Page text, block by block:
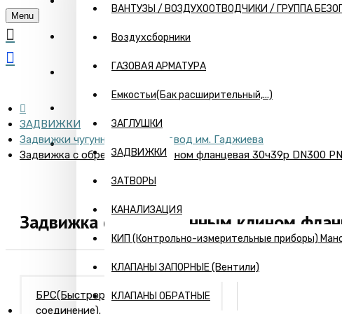
ВАНТУЗЫ / ВОЗДУХООТВОДЧИКИ / ГРУППА
Воздухсборники
ГАЗОВАЯ АРМАТУРА
Емкостьи(Бак расширительный,...)
ЗАГЛУШКИ
ЗАДВИЖКИ
ЗАТВОРЫ
КАНАЛИЗАЦИЯ
КИП (Контрольно-измерительные приборы)
КЛАПАНЫ ЗАПОРНЫЕ (Вентили)
КЛАПАНЫ ОБРАТНЫЕ
О КОМПАНИИ
ИНФОРМАЦИЯ
КОНТАКТЫ
Menu
ЗАДВИЖКИ
Задвижки чугунные с EPDM Завод им. Гаджиева
Задвижка с обрезиненным клином фланцевая 30ч39р DN300
Задвижка с обрезиненным клином
БРС(Быстроразъемное
соединение). Камлоки